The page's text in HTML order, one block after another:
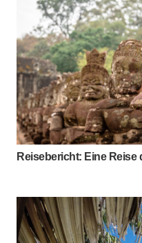
Reisebericht: Eine